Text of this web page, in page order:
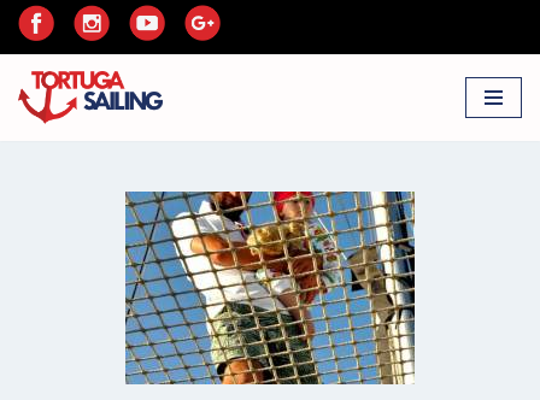
do
treści